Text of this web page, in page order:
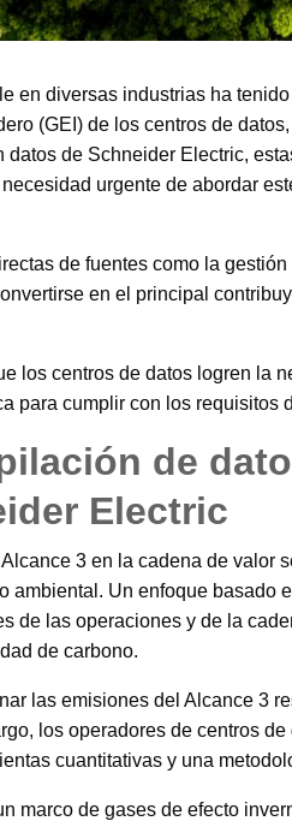
en diversas industrias ha
(GEI) de los centros de
de Schneider Electric,
urgente de abordar
de fuentes como la
en el principal
los centros de datos logren la
para cumplir con los requisitos
de
Electric
3 en la cadena de valor
ambiental. Un enfoque basado
de las operaciones y de la
de carbono.
las emisiones del Alcance 3
los operadores de centros
cuantitativas y una
marco de gases de efecto